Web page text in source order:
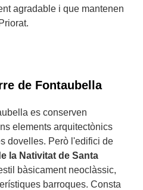
agradable i que mantenen
de Fontaubella
es conserven
elements arquitectònics
dovelles. Però l'edifici de
la Nativitat de Santa
bàsicament neoclàssic,
barroques. Consta